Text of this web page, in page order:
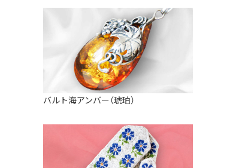
カードスタンド
マグネット
すべて見る
バルト海アンバー（琥珀）